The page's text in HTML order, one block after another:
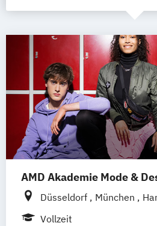
AMD Akademie Mode &
Düsseldorf München
Wiesbaden
Vollzeit